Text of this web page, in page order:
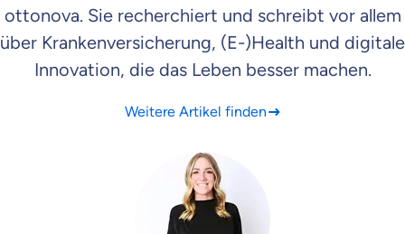
ottonova. Sie recherchiert und schreibt vor allem
über Krankenversicherung, (E-)Health und digitale
Innovation, die das Leben besser machen.
Weitere Artikel finden